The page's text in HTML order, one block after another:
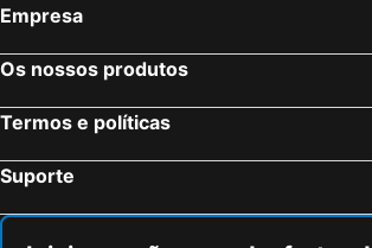
Empresa
Os nossos produtos
Termos e políticas
Suporte